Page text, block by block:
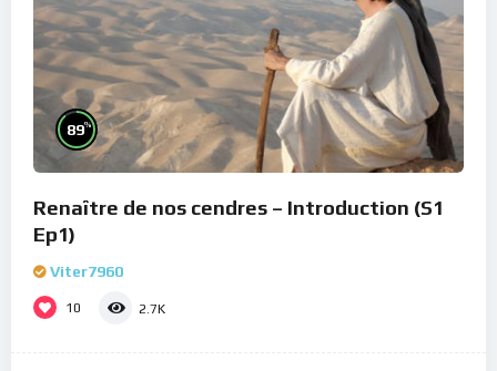
89%
Renaître de nos cendres – Introduction (S1
Ep1)
Viter7960
10 2.7K